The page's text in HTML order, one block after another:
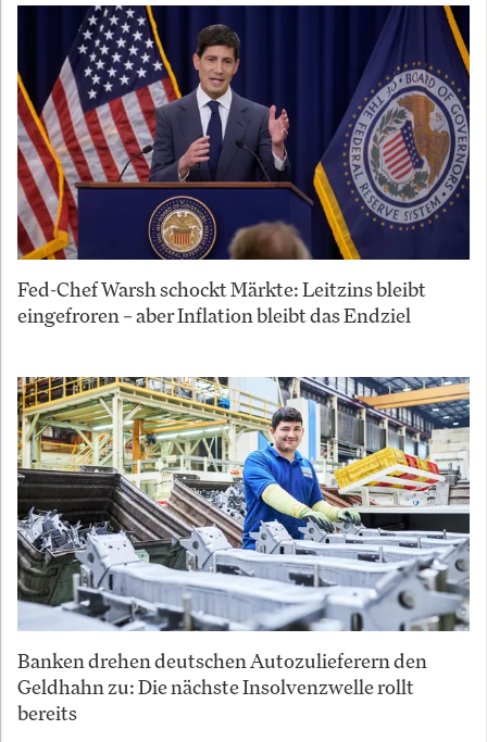
Fed-Chef Warsh schockt Märkte: Leitzins bleibt
eingefroren – aber Inflation bleibt das Endziel
Banken drehen deutschen Autozulieferern den
Geldhahn zu: Die nächste Insolvenzwelle rollt
bereits